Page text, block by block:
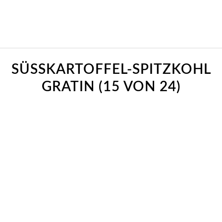
SÜSSKARTOFFEL-SPITZKOHL G
RATIN (15 VON 24)